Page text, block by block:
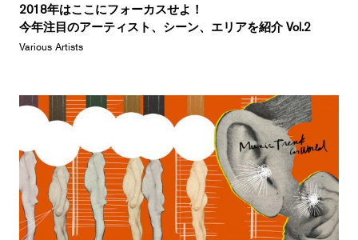
2018年はここにフォーカスせよ！
今年注目のアーティスト、シーン、エリアを紹介 Vol.2
Various Artists